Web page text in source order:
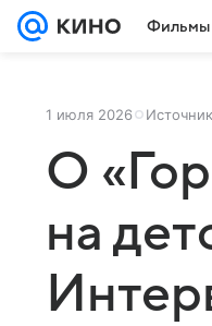
Фильмы
1 июля 2026
О
на